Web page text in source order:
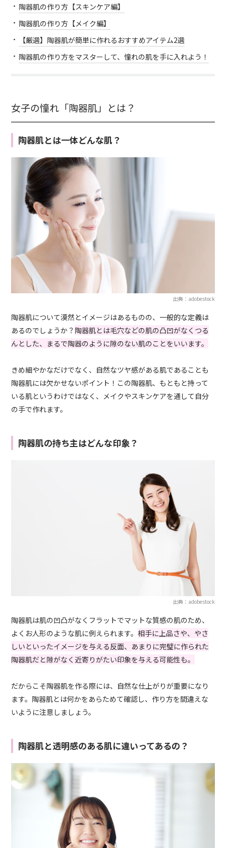
陶器肌の作り方【スキンケア編】
陶器肌の作り方【メイク編】
【厳選】陶器肌が簡単に作れるおすすめアイテム2選
陶器肌の作り方をマスターして、憧れの肌を手に入れよう！
女子の憧れ「陶器肌」とは？
陶器肌とは一体どんな肌？
出典：adobestock
陶器肌について漠然とイメージはあるものの、一般的な定義は
あるのでしょうか？ 陶器肌とは毛穴などの肌の凸凹がなくつる
んとした、まるで陶器のように隙のない肌のことをいいます。
きめ細やかなだけでなく、自然なツヤ感がある肌であることも
陶器肌には欠かせないポイント！この陶器肌、もともと持って
いる肌というわけではなく、メイクやスキンケアを通して自分
の手で作れます。
陶器肌の持ち主はどんな印象？
出典：adobestock
陶器肌は肌の凹凸がなくフラットでマットな質感の肌のため、
よくお人形のような肌に例えられます。相手に上品さや、やさ
しいといったイメージを与える反面、あまりに完璧に作られた
陶器肌だと隙がなく近寄りがたい印象を与える可能性も。
だからこそ陶器肌を作る際には、自然な仕上がりが重要になり
ます。陶器肌とは何かをあらためて確認し、作り方を間違えな
いように注意しましょう。
陶器肌と透明感のある肌に違いってあるの？